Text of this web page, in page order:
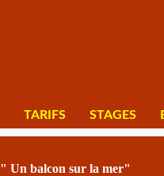
TARIFS STAGES
" Un balcon sur la mer"